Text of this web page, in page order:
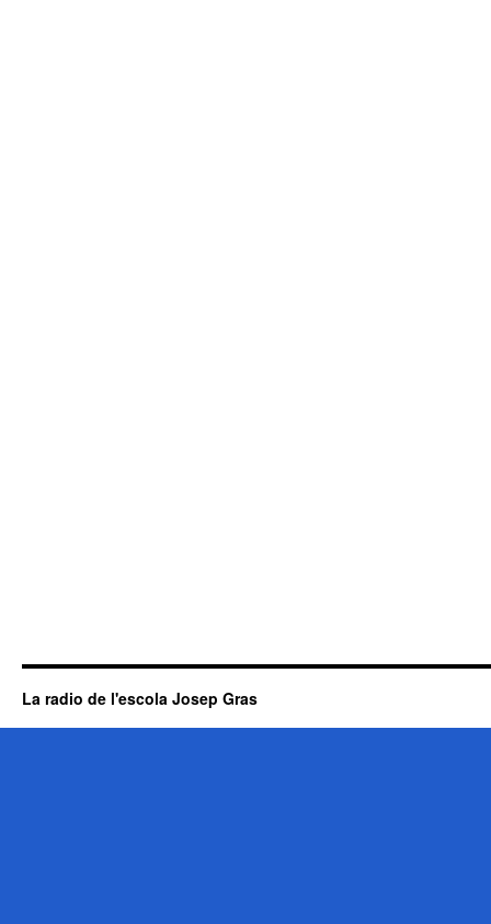
La radio de l'escola Josep Gras